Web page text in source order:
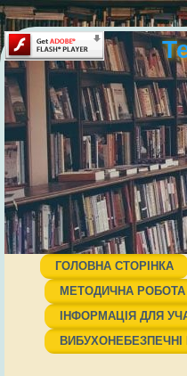
ГОЛОВНА СТОРІНКА
МЕТОДИЧНА РОБОТА
ІНФОРМАЦІЯ ДЛЯ